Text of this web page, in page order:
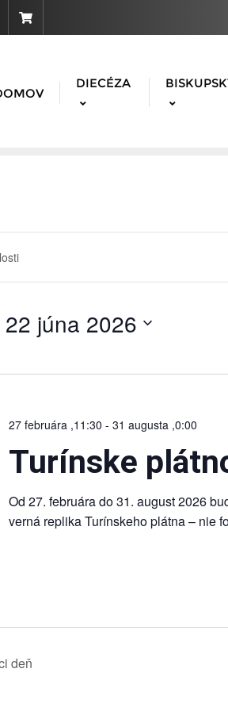
DIECÉZA
22 júna 2026
27 februára ,11:30 - 31 augusta ,0:00
Turínske
Od 27. februára do 31. august 2026
verná replika Turínskeho plátna – nie
deň